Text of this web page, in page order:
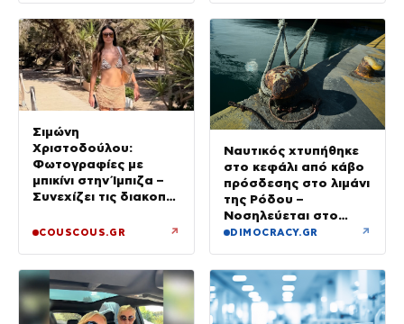
Σιμώνη
Χριστοδούλου:
Φωτογραφίες με
μπικίνι στην Ίμπιζα –
Συνεχίζει τις διακοπές
της, Αντρέα Γεωργίου
COUSCOUS.GR ↗
Ναυτικός χτυπήθηκε
στο κεφάλι από κάβο
πρόσδεσης στο λιμάνι
της Ρόδου –
Νοσηλεύεται στο
νοσοκομείο
DIMOCRACY.GR ↗